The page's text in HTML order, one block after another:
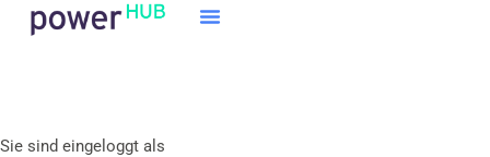
Zum
Inhalt
Sie sind eingeloggt als